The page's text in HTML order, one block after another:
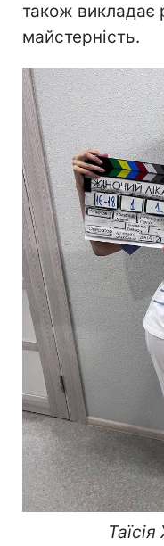
також викладає
майстерність.